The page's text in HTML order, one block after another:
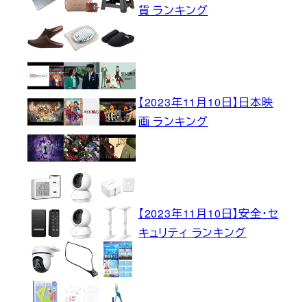
貨 ランキング
【2023年11月10日】日本映
画 ランキング
【2023年11月10日】安全・セ
キュリティ ランキング